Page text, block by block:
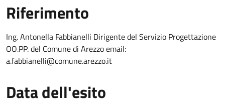
Riferimento
Riferimento
Ing. Antonella Fabbianelli Dirigente del Servizio Progettazione
OO.PP. del Comune di Arezzo email:
a.fabbianelli@comune.arezzo.it
Data dell'esito